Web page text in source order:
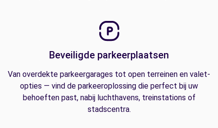
Beveiligde parkeerplaatsen
Van overdekte parkeergarages tot open terreinen en valet-
opties — vind de parkeeroplossing die perfect bij uw
behoeften past, nabij luchthavens, treinstations of
stadscentra.